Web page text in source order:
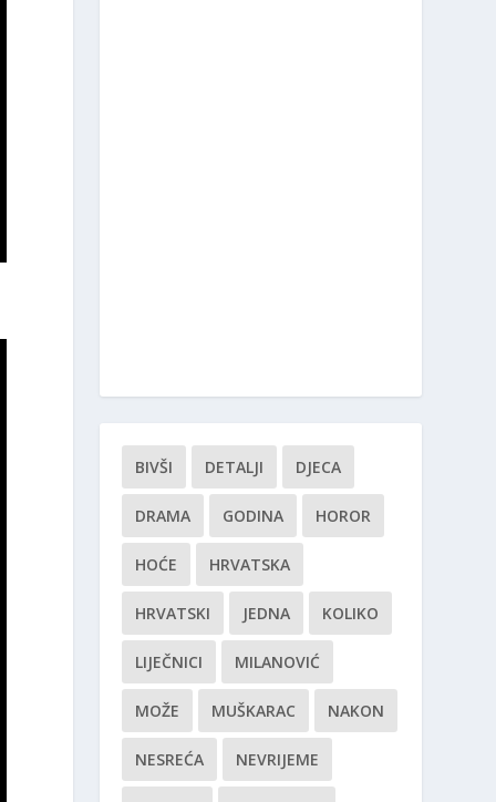
BIVŠI DETALJI DJECA
DRAMA GODINA HOROR
HOĆE HRVATSKA
HRVATSKI JEDNA KOLIKO
LIJEČNICI MILANOVIĆ
MOŽE MUŠKARAC NAKON
NESREĆA NEVRIJEME